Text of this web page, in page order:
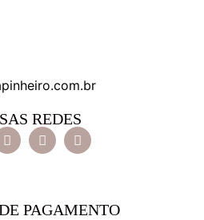
REDES
PAGAMENTO